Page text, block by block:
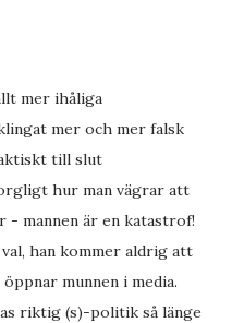
mer ihåliga
mer och mer falsk
till slut
hur man vägrar att
- mannen är en katastrof!
han kommer aldrig att
munnen i media.
riktig (s)-politik så länge